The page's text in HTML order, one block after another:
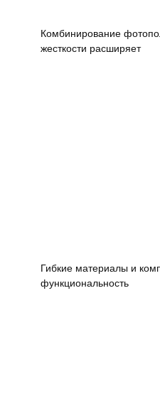
Комбинирование
жесткости расширяет
Гибкие материалы и
функциональность